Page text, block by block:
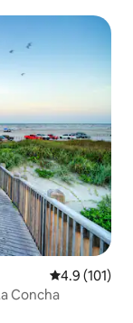
Calificación
4.9 (101)
Concha